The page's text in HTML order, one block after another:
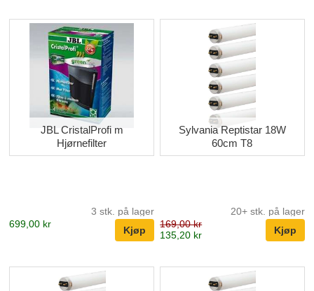
makronæringsstoffer i form av
fosfor- og nitrogenforbindelser.
Produktet anbefales brukt
ukentlig, etter delvannbytte, ved
fosfor- og nitrogenmangel.
Spesielt egnet i kar med høy
plantetetthet og/eller lite fisk.
JBL CristalProfi m
Hjørnefilter
3 stk. på lager
699,00 kr
Sylvania Reptistar 18W
60cm T8
20+ stk. på lager
169,00 kr
135,20 kr